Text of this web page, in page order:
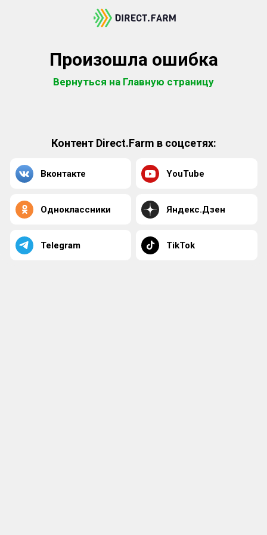
Произошла ошибка
Вернуться на Главную страницу
Контент Direct.Farm в соцсетях:
Вконтакте YouTube
Одноклассники Яндекс.Дзен
Telegram TikTok